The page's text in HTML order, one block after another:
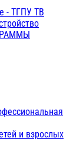
- ТГПУ ТВ
и взрослых